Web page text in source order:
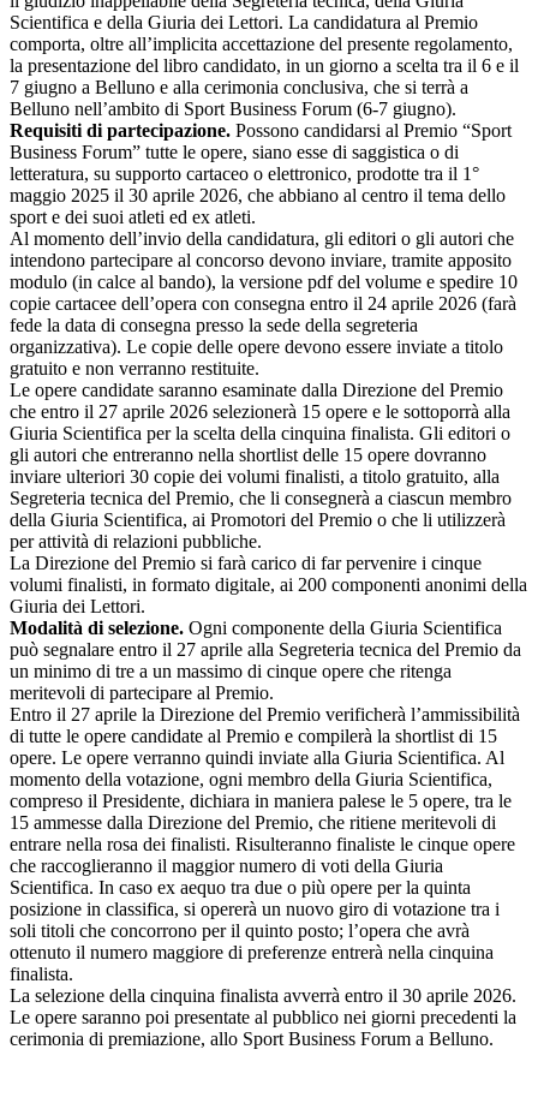
Scientifica e della Giuria dei Lettori. La candidatura al Premio
comporta, oltre all’implicita accettazione del presente regolamento,
la presentazione del libro candidato, in un giorno a scelta tra il 6 e il
7 giugno a Belluno e alla cerimonia conclusiva, che si terrà a
Belluno nell’ambito di Sport Business Forum (6-7 giugno).
Requisiti di partecipazione. Possono candidarsi al Premio “Sport
Business Forum” tutte le opere, siano esse di saggistica o di
letteratura, su supporto cartaceo o elettronico, prodotte tra il 1°
maggio 2025 il 30 aprile 2026, che abbiano al centro il tema dello
sport e dei suoi atleti ed ex atleti.
Al momento dell’invio della candidatura, gli editori o gli autori che
intendono partecipare al concorso devono inviare, tramite apposito
modulo (in calce al bando), la versione pdf del volume e spedire 10
copie cartacee dell’opera con consegna entro il 24 aprile 2026 (farà
fede la data di consegna presso la sede della segreteria
organizzativa). Le copie delle opere devono essere inviate a titolo
gratuito e non verranno restituite.
Le opere candidate saranno esaminate dalla Direzione del Premio
che entro il 27 aprile 2026 selezionerà 15 opere e le sottoporrà alla
Giuria Scientifica per la scelta della cinquina finalista. Gli editori o
gli autori che entreranno nella shortlist delle 15 opere dovranno
inviare ulteriori 30 copie dei volumi finalisti, a titolo gratuito, alla
Segreteria tecnica del Premio, che li consegnerà a ciascun membro
della Giuria Scientifica, ai Promotori del Premio o che li utilizzerà
per attività di relazioni pubbliche.
La Direzione del Premio si farà carico di far pervenire i cinque
volumi finalisti, in formato digitale, ai 200 componenti anonimi della
Giuria dei Lettori.
Modalità di selezione. Ogni componente della Giuria Scientifica
può segnalare entro il 27 aprile alla Segreteria tecnica del Premio da
un minimo di tre a un massimo di cinque opere che ritenga
meritevoli di partecipare al Premio.
Entro il 27 aprile la Direzione del Premio verificherà l’ammissibilità
di tutte le opere candidate al Premio e compilerà la shortlist di 15
opere. Le opere verranno quindi inviate alla Giuria Scientifica. Al
momento della votazione, ogni membro della Giuria Scientifica,
compreso il Presidente, dichiara in maniera palese le 5 opere, tra le
15 ammesse dalla Direzione del Premio, che ritiene meritevoli di
entrare nella rosa dei finalisti. Risulteranno finaliste le cinque opere
che raccoglieranno il maggior numero di voti della Giuria
Scientifica. In caso ex aequo tra due o più opere per la quinta
posizione in classifica, si opererà un nuovo giro di votazione tra i
soli titoli che concorrono per il quinto posto; l’opera che avrà
ottenuto il numero maggiore di preferenze entrerà nella cinquina
finalista.
La selezione della cinquina finalista avverrà entro il 30 aprile 2026.
Le opere saranno poi presentate al pubblico nei giorni precedenti la
cerimonia di premiazione, allo Sport Business Forum a Belluno.